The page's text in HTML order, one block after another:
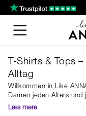
T-Shirts & Tops
Alltag
Willkommen in Like
Damen jeden Alters und
Læs mere